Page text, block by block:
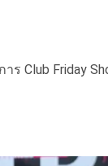
าร Club Friday